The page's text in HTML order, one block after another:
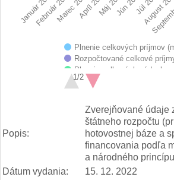
Plnenie celkových príjmov
Rozpočtované celkové
Plnenie celkových
Rozpočtované celkové
1/2
Január 2026
Február 2026 August
Popis:
Zverejňované údaje
štátneho rozpočtu
hotovostnej báze a
financovania podľa
a národného
Dátum vydania:
15. 12. 2022